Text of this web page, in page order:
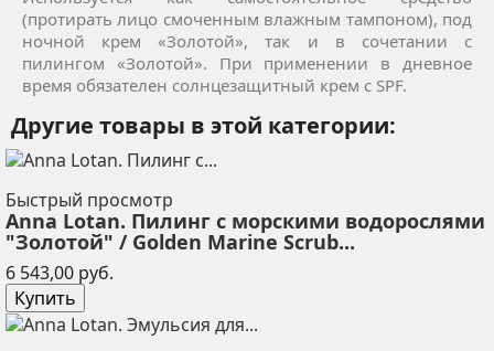
(протирать лицо смоченным влажным тампоном), под
ночной крем «Золотой», так и в сочетании с
пилингом «Золотой». При применении в дневное
время обязателен солнцезащитный крем с SPF.
Другие товары в этой категории:
Быстрый просмотр
Anna Lotan. Пилинг с морскими водорослями
"Золотой" / Golden Marine Scrub...
6 543,00 руб.
Купить